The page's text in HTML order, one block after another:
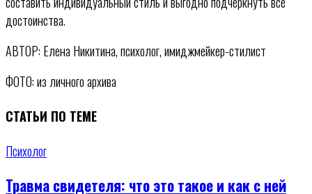
достоинства.
АВТОР: Елена Никитина, психолог, имиджмейкер-стилист
ФОТО: из личного архива
СТАТЬИ ПО ТЕМЕ
Психолог
Травма свидетеля: что это такое и как с ней